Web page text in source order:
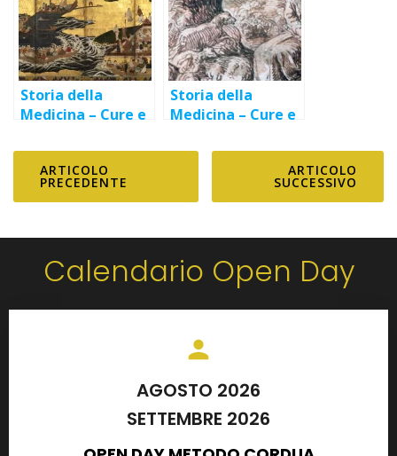
Storia della
Medicina – Cure e
dei Barbari
Storia della
Medicina – Cure e
Grecia Ippocratica
ARTICOLO
PRECEDENTE
ARTICOLO
SUCCESSIVO
Calendario Open Day
AGOSTO 2026
SETTEMBRE 2026